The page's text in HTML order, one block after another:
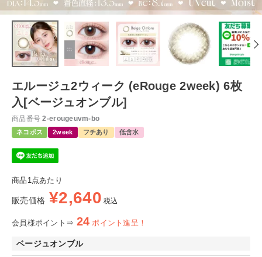
エルージュ2ウィーク (eRouge 2week) 6枚
入[ベージュオンブル]
商品番号 2-erougeuvm-bo
ネコポス 2week フチあり 低含水
商品1点あたり
販売価格 ¥2,640 税込
会員様ポイント⇒ 24 ポイント進呈！
ベージュオンブル